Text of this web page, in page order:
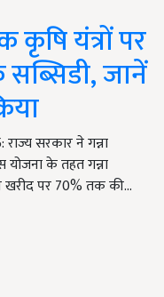
यंत्रों पर
जानें
सरकार ने गन्ना
के तहत गन्ना
खरीद पर 70% तक की…